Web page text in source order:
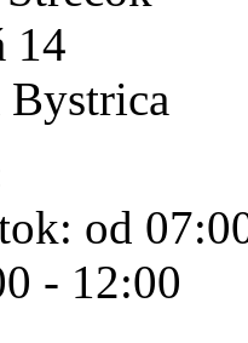
14
Bystrica
od
- 12:00